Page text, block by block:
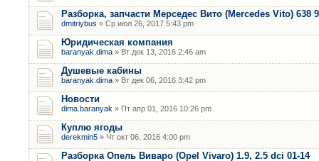
Разборка, запчасти Мерседес Вито (Mercedes Vito) 638
dmitriybus » Ср июл 26, 2017 5:43 pm
Юридическая компания
baranyak.dima » Вт дек 13, 2016 2:46 am
Душевые кабины
baranyak.dima » Вт дек 06, 2016 3:42 pm
Новости
dima.baranyak » Пт апр 01, 2016 10:26 pm
Куплю ягоды
derekmin5 » Чт окт 06, 2016 4:00 pm
Разборка Опель Виваро (Opel Vivaro) 1.9, 2.5 dci 01-14